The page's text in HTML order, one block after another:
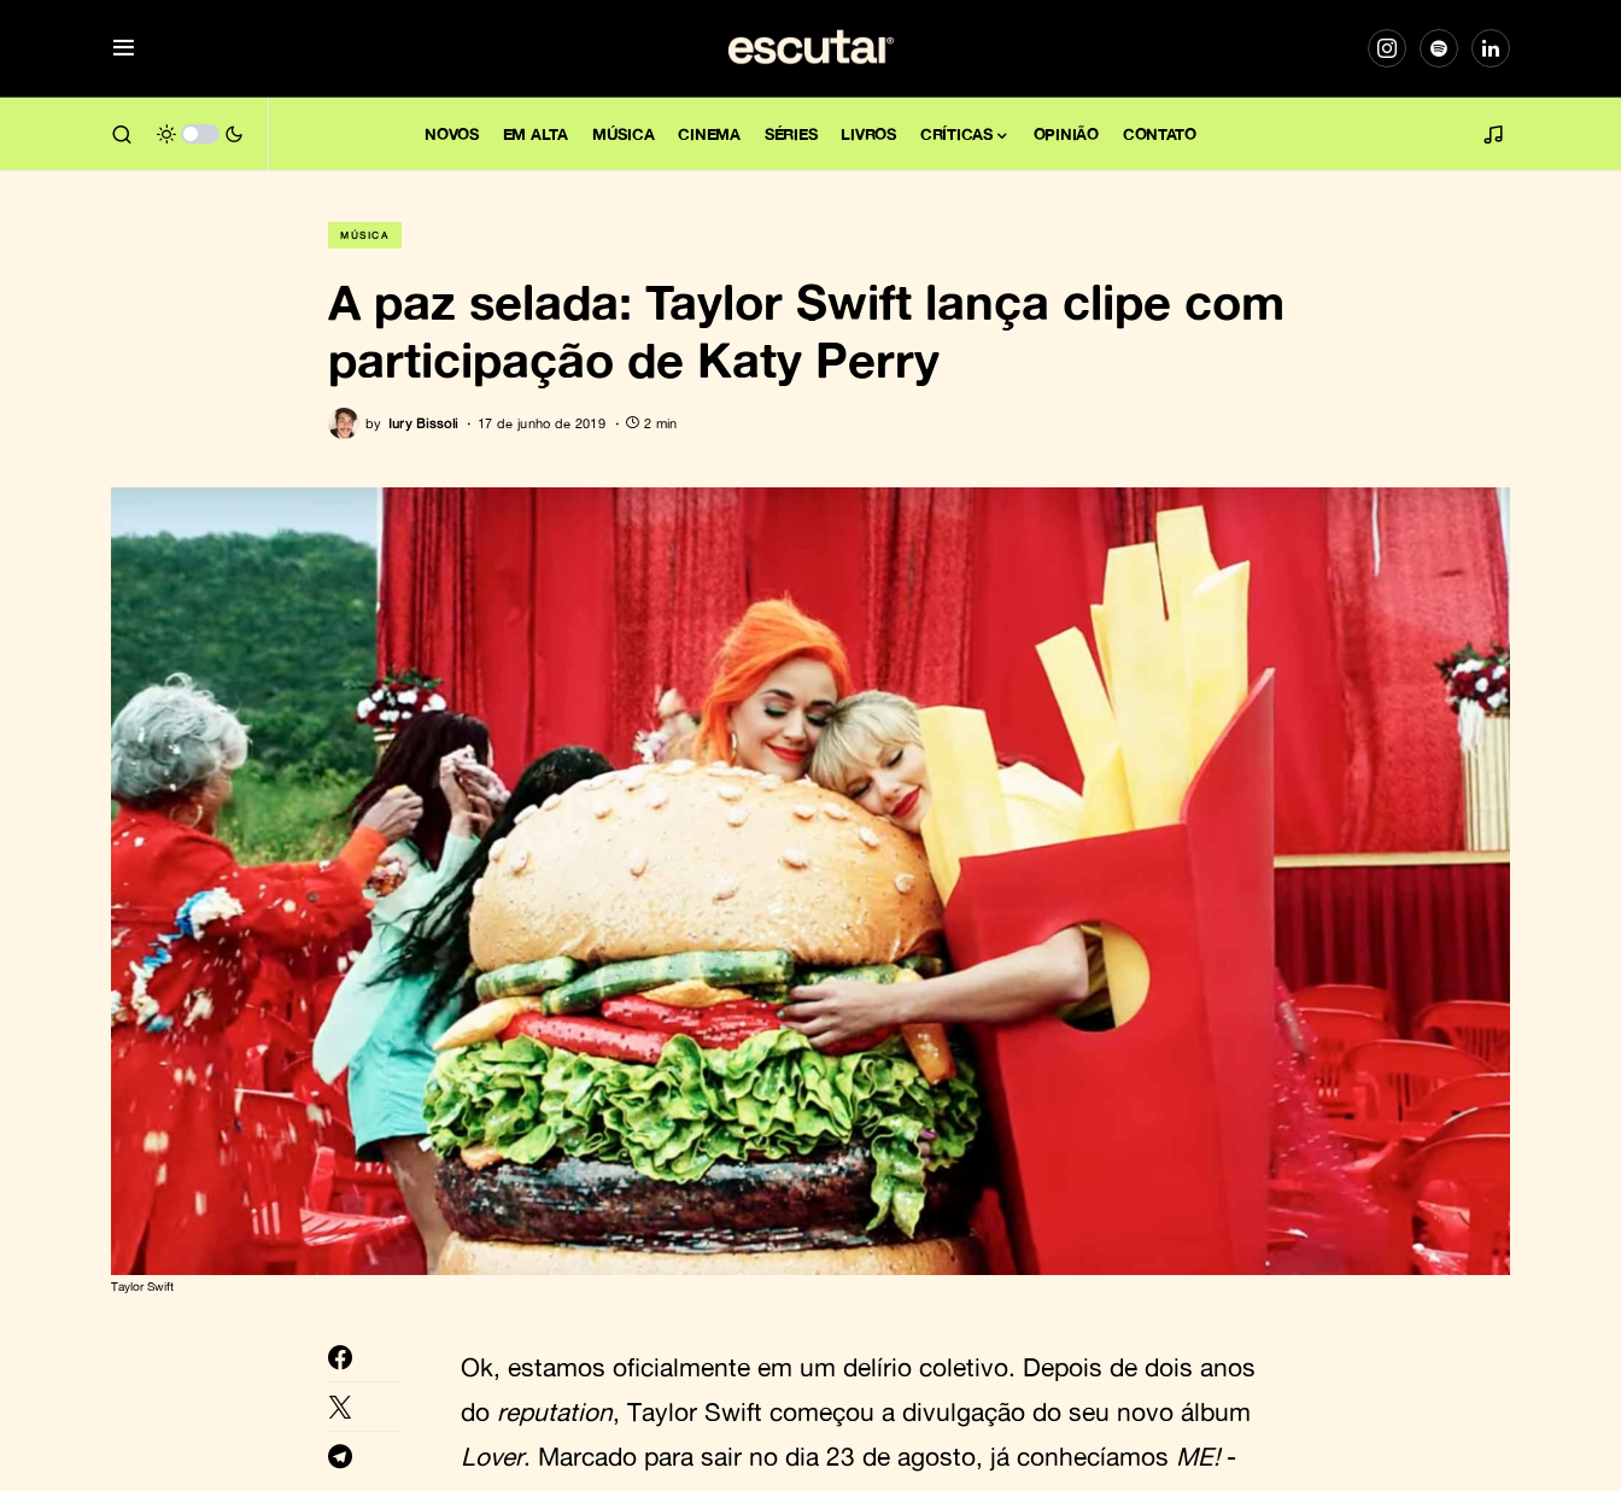
NOVOS EM ALTA MÚSICA CINEMA SÉRIES LIVROS CRÍTICAS OPINIÃO CONTATO
MÚSICA
A paz selada: Taylor Swift lança clipe com
participação de Katy Perry
by Iury Bissoli 17 de junho de 2019 2 min
Taylor Swift
Ok, estamos oficialmente em um delírio coletivo. Depois de dois anos
do reputation, Taylor Swift começou a divulgação do seu novo álbum
Lover. Marcado para sair no dia 23 de agosto, já conhecíamos ME!-